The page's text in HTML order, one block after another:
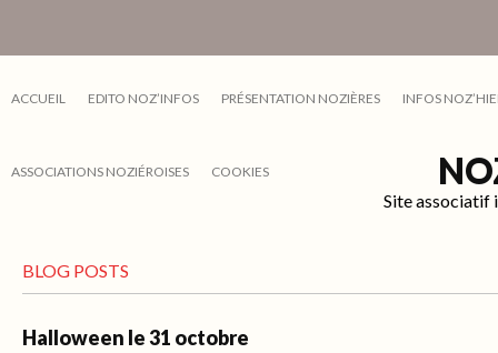
ACCUEIL EDITO NOZ’INFOS PRÉSENTATION NOZIÈRES INFOS
ASSOCIATIONS NOZIÉROISES COOKIES
Site associatif
BLOG POSTS
Halloween le 31 octobre